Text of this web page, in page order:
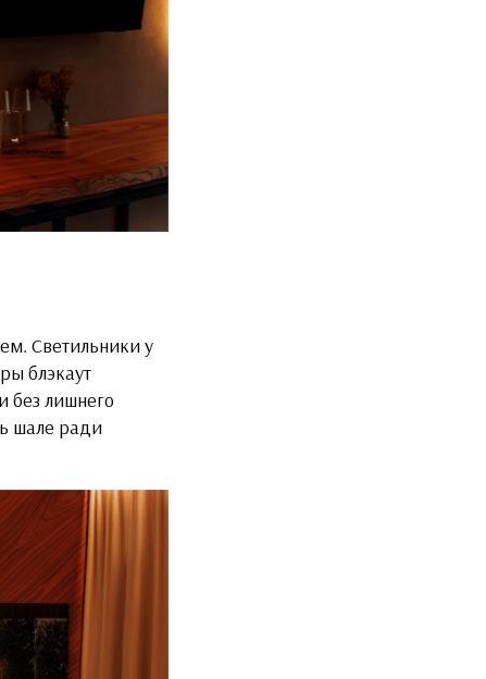
Светильники у
блэкаут
без лишнего
шале ради